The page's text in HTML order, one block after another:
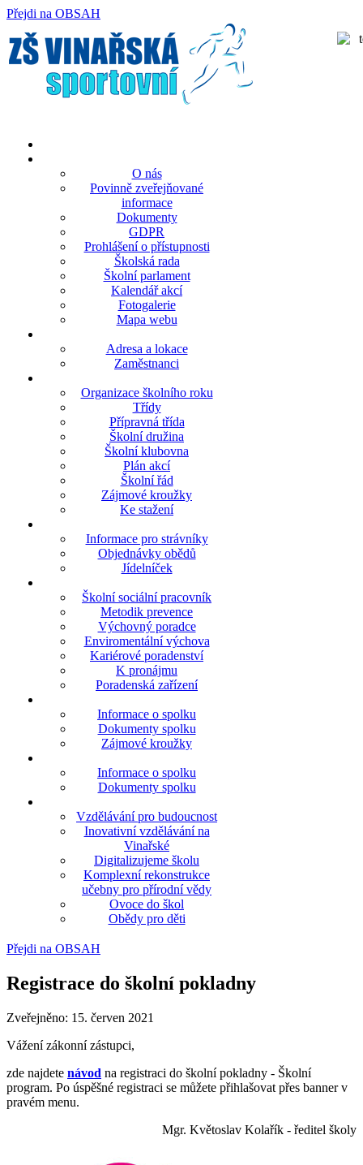
Přejdi na OBSAH
O nás
Povinně zveřejňované
informace
Dokumenty
GDPR
Prohlášení o přístupnosti
Školská rada
Školní parlament
Kalendář akcí
Fotogalerie
Mapa webu
Adresa a lokace
Zaměstnanci
Organizace školního roku
Třídy
Přípravná třída
Školní družina
Školní klubovna
Plán akcí
Školní řád
Zájmové kroužky
Ke stažení
Informace pro strávníky
Objednávky obědů
Jídelníček
Školní sociální pracovník
Metodik prevence
Výchovný poradce
Enviromentální výchova
Kariérové poradenství
K pronájmu
Poradenská zařízení
Informace o spolku
Dokumenty spolku
Zájmové kroužky
Informace o spolku
Dokumenty spolku
Vzdělávání pro budoucnost
Inovativní vzdělávání na
Vinařské
Digitalizujeme školu
Komplexní rekonstrukce
učebny pro přírodní vědy
Ovoce do škol
Obědy pro děti
Přejdi na OBSAH
Registrace do školní pokladny
Zveřejněno: 15. červen 2021
Vážení zákonní zástupci,
zde najdete návod na registraci do školní pokladny - Školní
program. Po úspěšné registraci se můžete přihlašovat přes banner v
pravém menu.
Mgr. Květoslav Kolařík - ředitel školy
rok
měsíc
rok
měsíc